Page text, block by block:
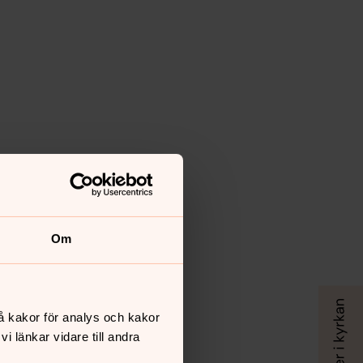
Om
kakor för analys och kakor
länkar vidare till andra